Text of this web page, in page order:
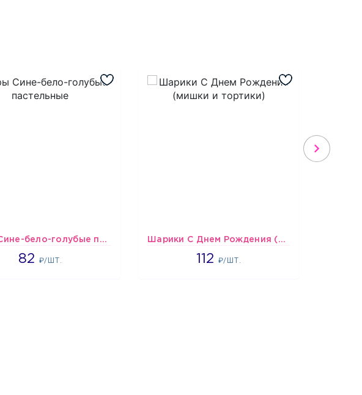
шары Сине-бело-голубые пастельные
82 ₽/ШТ.
1637 Шарики С Днем Рождения (мишки и тортики)
112 ₽/ШТ.
1718